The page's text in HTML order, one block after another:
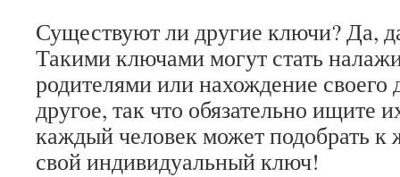
Существуют ли другие ключи? Да,
Такими ключами могут стать
родителями или нахождение своего
другое, так что обязательно ищите
каждый человек может подобрать
свой индивидуальный ключ!